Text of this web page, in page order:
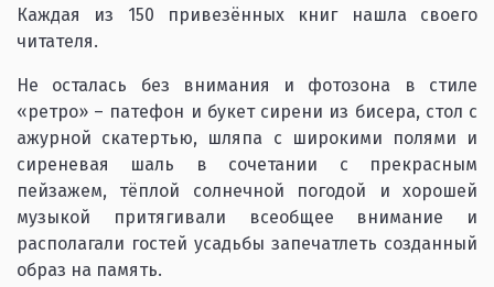
Каждая из 150 привезённых книг нашла своего
читателя.
Не осталась без внимания и фотозона в стиле
«ретро» – патефон и букет сирени из бисера, стол с
ажурной скатертью, шляпа с широкими полями и
сиреневая шаль в сочетании с прекрасным
пейзажем, тёплой солнечной погодой и хорошей
музыкой притягивали всеобщее внимание и
располагали гостей усадьбы запечатлеть созданный
образ на память.